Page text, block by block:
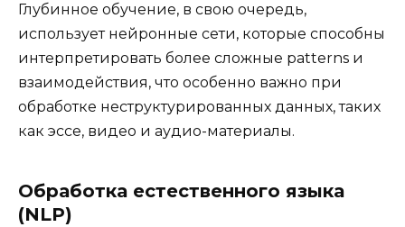
Глубинное обучение, в свою очередь,
использует нейронные сети, которые способны
интерпретировать более сложные patterns и
взаимодействия, что особенно важно при
обработке неструктурированных данных, таких
как эссе, видео и аудио-материалы.
Обработка естественного языка
(NLP)